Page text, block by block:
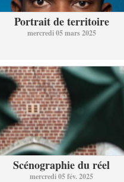
Portrait de territoire
mercredi 05 mars 2025
Scénographie du réel
mercredi 05 fév. 2025